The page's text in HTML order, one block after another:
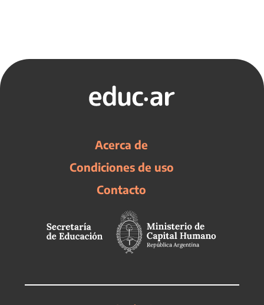
Acerca de
Condiciones de uso
Contacto